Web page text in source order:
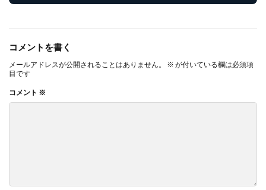
コメントを書く
メールアドレスが公開されることはありません。 ※ が付いている欄は必須項
目です
コメント ※